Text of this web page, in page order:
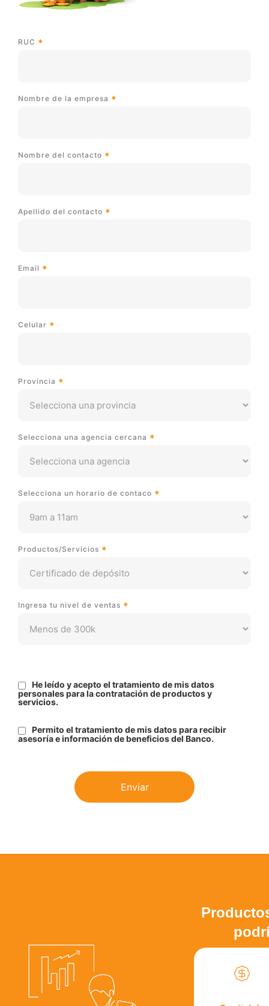
RUC
Nombre de la empresa
Nombre del contacto
Apellido del contacto
Email
Celular
Provincia
Selecciona una agencia cercana
Selecciona un horario de contaco
Productos/Servicios
Ingresa tu nivel de ventas
He leído y acepto el tratamiento de mis datos
personales para la contratación de productos y
servicios.
Permito el tratamiento de mis datos para recibir
asesoría e información de beneficios del Banco.
Enviar